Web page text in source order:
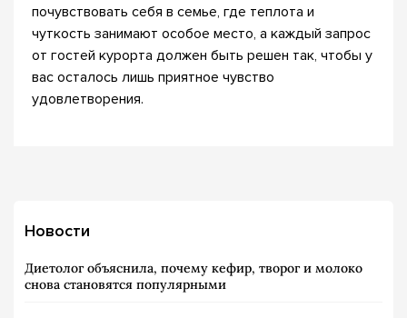
почувствовать себя в семье, где теплота и
чуткость занимают особое место, а каждый запрос
от гостей курорта должен быть решен так, чтобы у
вас осталось лишь приятное чувство
удовлетворения.
Новости
Диетолог объяснила, почему кефир, творог и молоко
снова становятся популярными